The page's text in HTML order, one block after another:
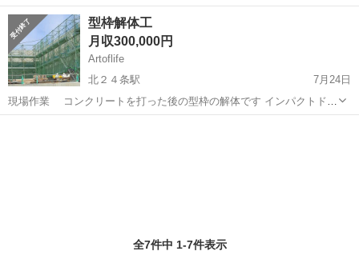
で お気軽にご応募下さい。
型枠解体工
月収300,000円
Artoflife
北２４条駅
7月24日
現場作業 コンクリートを打った後の型枠の解体です インパクトドラ
イバー等を使い金物を取り、バールを使って型枠を解体をするお仕事
全7件中 1-7件表示